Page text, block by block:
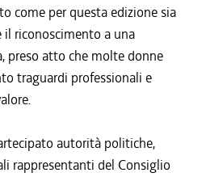
come per questa edizione sia
riconoscimento a una
preso atto che molte donne
traguardi professionali e
autorità politiche,
rappresentanti del Consiglio